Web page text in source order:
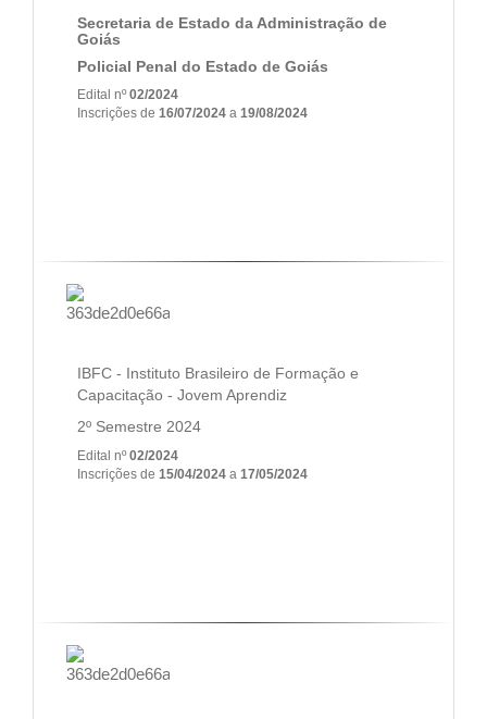
Secretaria de Estado da Administração de
Goiás
Policial Penal do Estado de Goiás
Edital nº02/2024
Inscrições de 16/07/2024 a 19/08/2024
IBFC - Instituto Brasileiro de Formação e
Capacitação - Jovem Aprendiz
2º Semestre 2024
Edital nº02/2024
Inscrições de 15/04/2024 a 17/05/2024